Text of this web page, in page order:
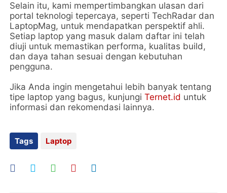
Selain itu, kami mempertimbangkan ulasan dari
portal teknologi tepercaya, seperti TechRadar dan
LaptopMag, untuk mendapatkan perspektif ahli.
Setiap laptop yang masuk dalam daftar ini telah
diuji untuk memastikan performa, kualitas build,
dan daya tahan sesuai dengan kebutuhan
pengguna.
Jika Anda ingin mengetahui lebih banyak tentang
tipe laptop yang bagus, kunjungiTernet.id untuk
informasi dan rekomendasi lainnya.
Tags Laptop